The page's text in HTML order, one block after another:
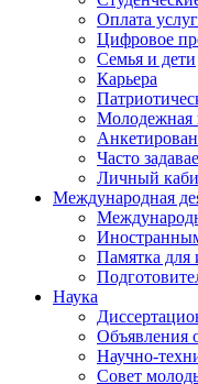
Оплата услуг
Цифровое
Семья и дети
Карьера
Молодежная
Часто
Личный
Международная
Памятка для
Наука
Объявления
Научно-
Совет